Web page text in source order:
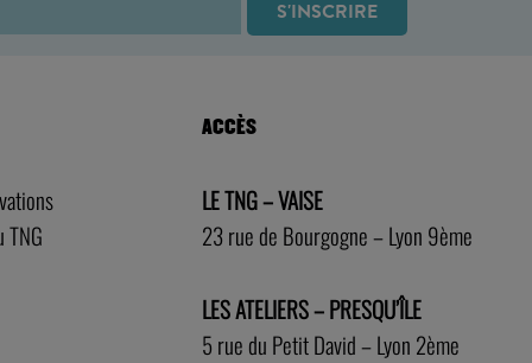
TNG
ACCÈS
LE TNG – VAISE
23 rue de Bourgogne – Lyon 9ème
LES ATELIERS – PRESQU’ÎLE
5 rue du Petit David – Lyon 2ème